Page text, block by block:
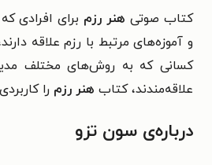
کتاب صوتیهنر رزم برای افرادی
و آموزه‌های مرتبط با رزم‌ علاقه
کسانی که به روش‌های مختلف
علاقه‌مندند، کتاب هنر رزم را
درباره‌ی سون تزو